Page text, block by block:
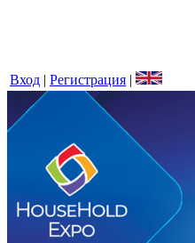
Вход | Регистрация |